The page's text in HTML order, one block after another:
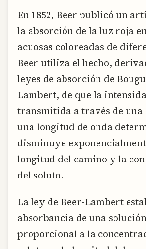
En 1852, Beer publicó un
la absorción de la luz roja
acuosas coloreadas de
Beer utiliza el hecho,
leyes de absorción de
Lambert, de que la
transmitida a través de una
una longitud de onda
disminuye
longitud del camino y la
del soluto.
La ley de Beer-Lambert
absorbancia de una
proporcional a la